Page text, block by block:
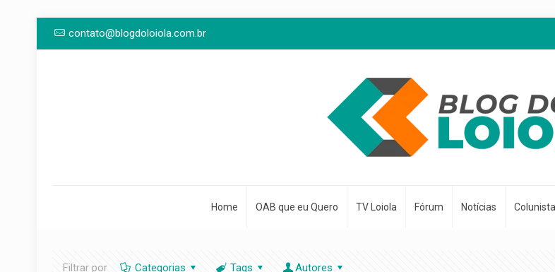
contato@blogdoloiola.com.br
Home OAB que eu Quero TV Loiola Fórum Notícias
Filtrar por Categorias Tags Autores